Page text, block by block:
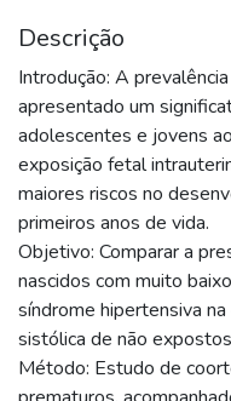
Descrição
Introdução: A
apresentado um
adolescentes e jovens
exposição fetal
maiores riscos no
primeiros anos de vida.
Objetivo: Comparar a
nascidos com muito
síndrome hipertensiva
sistólica de não
Método: Estudo de